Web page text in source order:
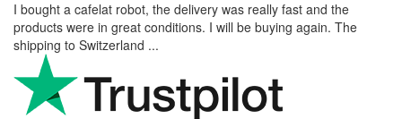
I bought a cafelat robot, the delivery was really fast and the
products were in great conditions. I will be buying again. The
shipping to Switzerland ...